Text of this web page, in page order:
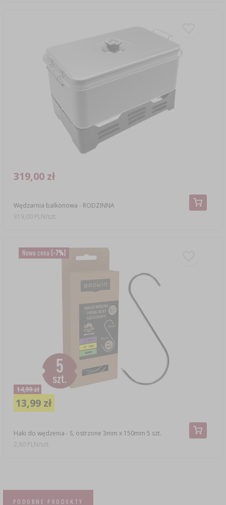
Wędzarnia balkonowa - RODZINNA
319,00 zł
319,00 PLN/szt.
Nowa cena (-7%)
Haki do wędzenia - S, ostrzone 3mm x 150mm 5 szt.
14,99 zł
13,99 zł
2,80 PLN/szt.
PODOBNE PRODUKTY